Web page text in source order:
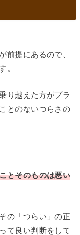
前提にあるので、
。
り越えた方がプラ
とのないつらさの
とそのものは悪い
の「つらい」の正
て良い判断をして